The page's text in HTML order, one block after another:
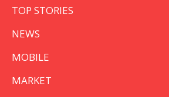
TOP STORIES
NEWS
MOBILE
MARKET